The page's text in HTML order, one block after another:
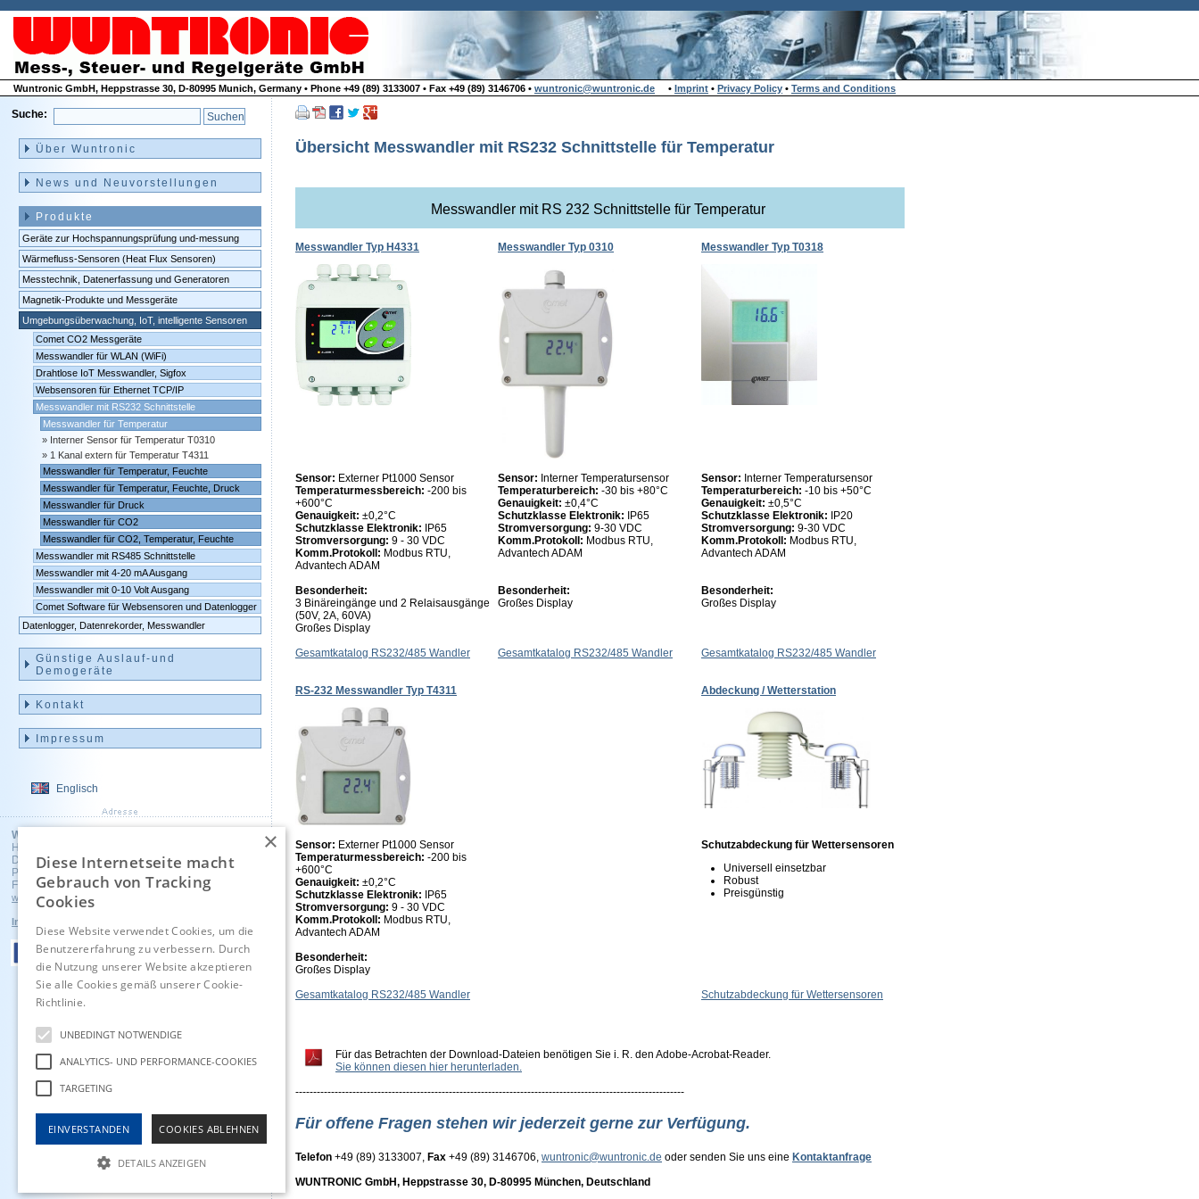
Wuntronic GmbH, Heppstrasse 30, D-80995 Munich, Germany • Phone +49 (89) 3133007 • Fax +49 (89) 3146706 • wuntronic@wuntronic.de • Imprint • Privacy Policy • Terms and Conditions
Übersicht Messwandler mit RS232 Schnittstelle für Temperatur
Messwandler mit RS 232 Schnittstelle für Temperatur
Messwandler Typ H4331 Messwandler Typ 0310 Messwandler Typ T0318
Sensor: Externer Pt1000 Sensor
Temperaturmessbereich: -200 bis
+600°C
Genauigkeit: ±0,2°C
Schutzklasse Elektronik:
IP65
Stromversorgung: 9 - 30 VDC
Komm.Protokoll: Modbus RTU,
Advantech ADAM
Besonderheit:
3 Binäreingänge und 2 Relaisausgänge
(50V, 2A, 60VA)
Großes Display
Sensor: Interner Temperatursensor
Temperaturbereich: -30 bis +80°C
Genauigkeit: ±0,4°C
Schutzklasse Elektronik:
IP65
Stromversorgung: 9-30 VDC
Komm.Protokoll: Modbus RTU,
Advantech ADAM
Besonderheit:
Großes Display
Sensor: Interner Temperatursensor
Temperaturbereich: -10 bis +50°C
Genauigkeit: ±0,5°C
Schutzklasse Elektronik:
IP20
Stromversorgung: 9-30 VDC
Komm.Protokoll: Modbus RTU,
Advantech ADAM
Besonderheit:
Großes Display
Gesamtkatalog RS232/485 Wandler Gesamtkatalog RS232/485 Wandler Gesamtkatalog RS232/485 Wandler
RS-232 Messwandler Typ T4311 Abdeckung / Wetterstation
Sensor: Externer Pt1000 Sensor
Temperaturmessbereich: -200 bis
+600°C
Genauigkeit: ±0,2°C
Schutzklasse Elektronik:
IP65
Stromversorgung: 9 - 30 VDC
Komm.Protokoll: Modbus RTU,
Advantech ADAM
Besonderheit:
Großes Display
Schutzabdeckung für Wettersensoren
Universell einsetzbar
Robust
Preisgünstig
Gesamtkatalog RS232/485 Wandler Schutzabdeckung für Wettersensoren
Für das Betrachten der Download-Dateien benötigen Sie i. R. den Adobe-Acrobat-Reader.
Sie können diesen hier herunterladen.
-------------------------------------------------------------------------------------------------------------
Für offene Fragen stehen wir jederzeit gerne zur Verfügung.
Telefon +49 (89) 3133007, Fax +49 (89) 3146706, wuntronic@wuntronic.de oder senden Sie uns eine Kontaktanfrage
WUNTRONIC GmbH, Heppstrasse 30, D-80995 München, Deutschland
Suche:
überspringen
Über Wuntronic
News und Neuvorstellungen
Produkte
Geräte zur Hochspannungsprüfung und-messung
Wärmefluss-Sensoren (Heat Flux Sensoren)
Messtechnik, Datenerfassung und Generatoren
Magnetik-Produkte und Messgeräte
Umgebungsüberwachung, IoT, intelligente Sensoren
Comet CO2 Messgeräte
Messwandler für WLAN (WiFi)
Drahtlose IoT Messwandler, Sigfox
Websensoren für Ethernet TCP/IP
Messwandler mit RS232 Schnittstelle
Messwandler für Temperatur
Interner Sensor für Temperatur T0310
1 Kanal extern für Temperatur T4311
Messwandler für Temperatur, Feuchte
Messwandler für Temperatur, Feuchte, Druck
Messwandler für Druck
Messwandler für CO2
Messwandler für CO2, Temperatur, Feuchte
Messwandler mit RS485 Schnittstelle
Messwandler mit 4-20 mA Ausgang
Messwandler mit 0-10 Volt Ausgang
Comet Software für Websensoren und Datenlogger
Datenlogger, Datenrekorder, Messwandler
Günstige Auslauf-und
Demogeräte
Kontakt
Impressum
Englisch
Wuntronic GmbH
Heppstrasse 30
D - 80995 Munich, Germany
Phone +49 (89) 3133007
Fax +49 (89) 3146706
wuntronic@wuntronic.de
Impressum
×
Diese Internetseite macht
Gebrauch von Tracking
Cookies
Diese Website verwendet Cookies, um die
Benutzererfahrung zu verbessern. Durch
die Nutzung unserer Website akzeptieren
Sie alle Cookies gemäß unserer Cookie-
Richtlinie.
UNBEDINGT NOTWENDIGE
ANALYTICS- UND PERFORMANCE-COOKIES
TARGETING
EINVERSTANDEN COOKIES ABLEHNEN
DETAILS ANZEIGEN